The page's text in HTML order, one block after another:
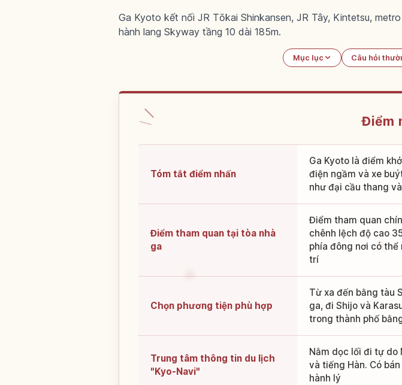
Ga Kyoto kết nối JR Tōkai Shinkansen, JR Tây, Kintetsu,
hành lang Skyway tầng 10 dài 185m.
Mục lục Câu hỏi
Điểm
Tóm tắt điểm nhấn
Ga Kyoto là điểm
điện ngầm và xe
như đại cầu thang
Điểm tham quan tại tòa nhà
ga
Điểm tham quan
chênh lệch độ cao
phía đông nơi có
trí
Chọn phương tiện phù hợp
Từ xa đến bằng tàu
ga, đi Shijo và
trong thành phố
Trung tâm thông tin du lịch
"Kyo-Navi"
Nằm dọc lối đi tự do
và tiếng Hàn. Có
hành lý